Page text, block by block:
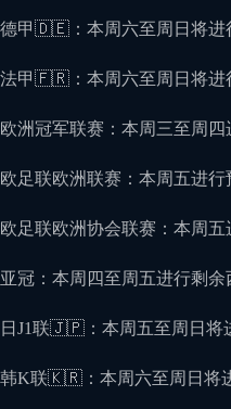
德甲🇩🇪：本周六至周日将进
法甲🇫🇷：本周六至周日将进
欧洲冠军联赛：本周三至周
欧足联欧洲联赛：本周五进
欧足联欧洲协会联赛：本周
亚冠：本周四至周五进行剩余
日J1联🇯🇵：本周五至周日将
韩K联🇰🇷：本周六至周日将